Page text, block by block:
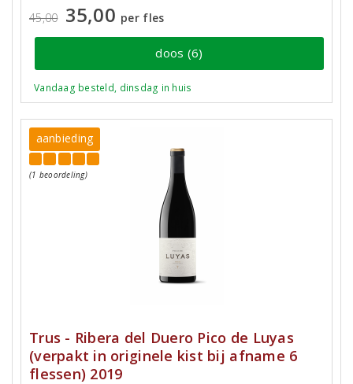
45,00 35,00 per fles
doos (6)
Vandaag besteld, dinsdag in huis
aanbieding
(1 beoordeling)
Trus - Ribera del Duero Pico de Luyas
(verpakt in originele kist bij afname 6
flessen) 2019